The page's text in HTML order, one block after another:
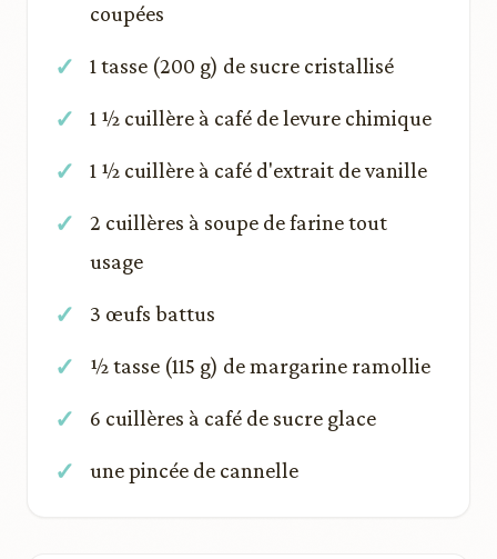
coupées
1 tasse (200 g) de sucre cristallisé
1 ½ cuillère à café de levure chimique
1 ½ cuillère à café d'extrait de vanille
2 cuillères à soupe de farine tout
usage
3 œufs battus
½ tasse (115 g) de margarine ramollie
6 cuillères à café de sucre glace
une pincée de cannelle